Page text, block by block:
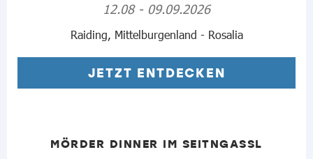
12.08 - 09.09.2026
Raiding, Mittelburgenland - Rosalia
JETZT ENTDECKEN
MÖRDER DINNER IM SEITNGASSL